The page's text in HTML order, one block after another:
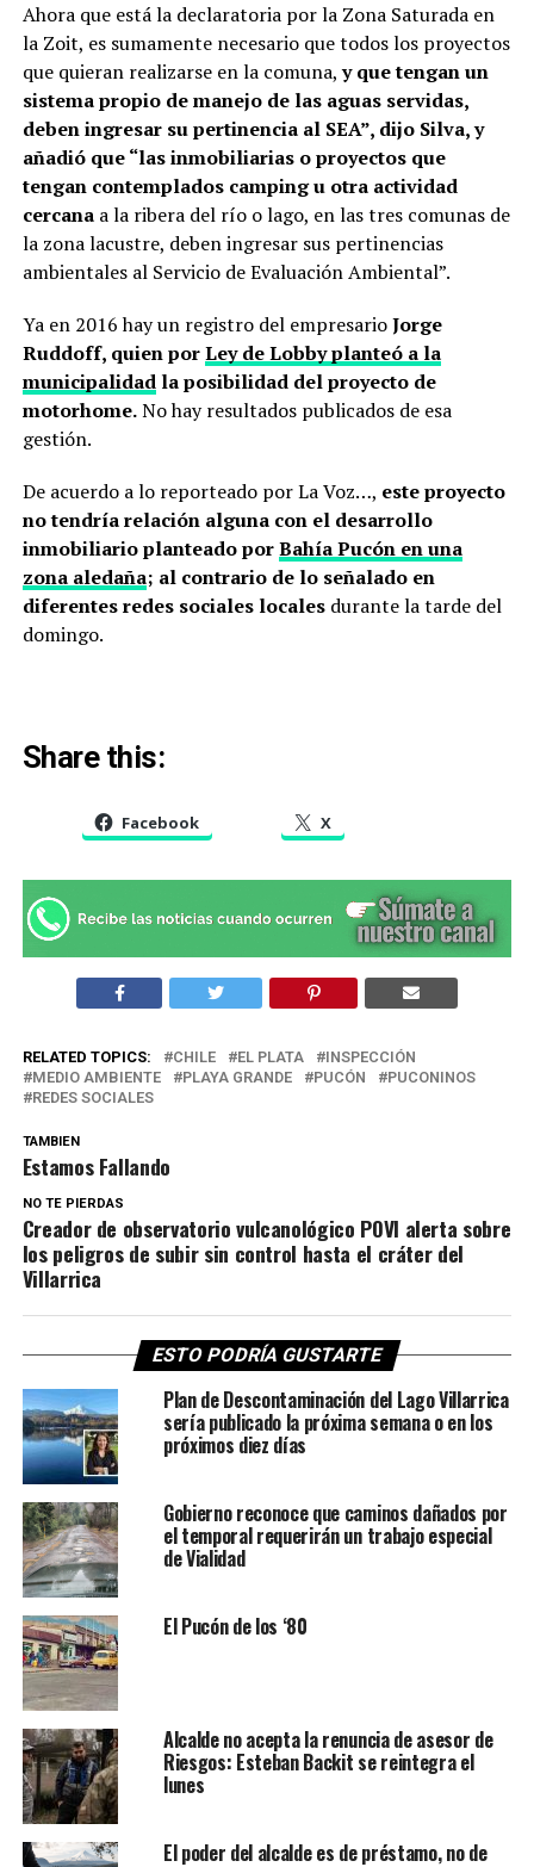
Ahora que está la declaratoria por la Zona Saturada en
la Zoit, es sumamente necesario que todos los proyectos
que quieran realizarse en la comuna,y que tengan un
sistema propio de manejo de las aguas servidas,
deben ingresar su pertinencia al SEA”, dijo Silva, y
añadió que “las inmobiliarias o proyectos que
tengan contemplados camping u otra actividad
cercanaa la ribera del río o lago, en las tres comunas de
la zona lacustre, deben ingresar sus pertinencias
ambientales al Servicio de Evaluación Ambiental”.
Ya en 2016 hay un registro del empresarioJorge
Ruddoff, quien porLey de Lobby planteó a la
municipalidadla posibilidad del proyecto de
motorhome.No hay resultados publicados de esa
gestión.
De acuerdo a lo reporteado por La Voz…, este proyecto
no tendría relación alguna con el desarrollo
inmobiliario planteado porBahía Pucón en una
zona aledaña; al contrario de lo señalado en
diferentes redes sociales localesdurante la tarde del
domingo.
Share this:
Facebook X
RELATED TOPICS: CHILE EL PLATA
INSPECCIÓN
MEDIO AMBIENTE
PLAYA GRANDE PUCÓN
PUCONINOS
REDES SOCIALES
TAMBIEN
Estamos Fallando
NO TE PIERDAS
Creador de observatorio vulcanológico POVI alerta sobre
los peligros de subir sin control hasta el cráter del
Villarrica
ESTO PODRÍA GUSTARTE
Plan de Descontaminación del Lago Villarrica
sería publicado la próxima semana o en los
próximos diez días
Gobierno reconoce que caminos dañados por
el temporal requerirán un trabajo especial
de Vialidad
El Pucón de los ‘80
Alcalde no acepta la renuncia de asesor de
Riesgos: Esteban Backit se reintegra el
lunes
El poder del alcalde es de préstamo, no de